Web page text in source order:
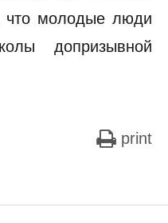
что молодые люди
допризывной
print